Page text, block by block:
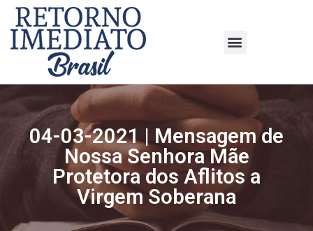
04-03-2021 | Mensagem de
Nossa Senhora Mãe
Protetora dos Aflitos a
Virgem Soberana